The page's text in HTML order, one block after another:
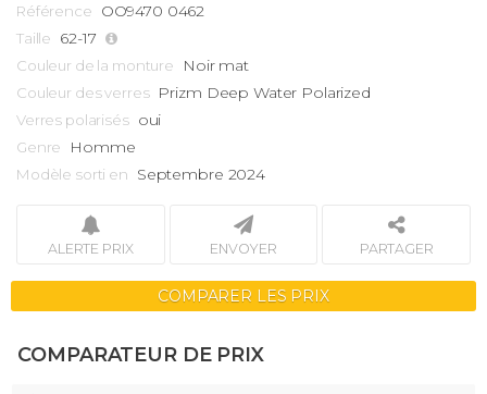
Référence OO9470 0462
Taille 62-17
Couleur de la monture Noir mat
Couleur des verres Prizm Deep Water Polarized
Verres polarisés oui
Genre Homme
Modèle sorti en Septembre 2024
ALERTE PRIX ENVOYER PARTAGER
COMPARER LES PRIX
COMPARATEUR DE PRIX